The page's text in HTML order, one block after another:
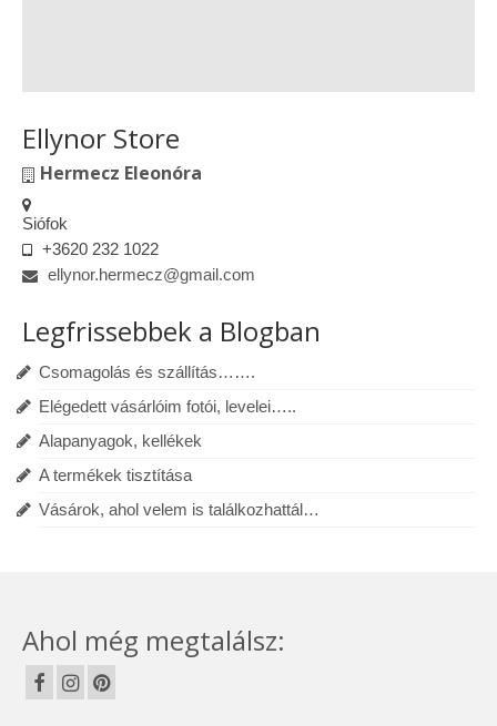
Ellynor Store
Hermecz Eleonóra
Siófok
+3620 232 1022
ellynor.hermecz@gmail.com
Legfrissebbek a Blogban
Csomagolás és szállítás…….
Elégedett vásárlóim fotói, levelei…..
Alapanyagok, kellékek
A termékek tisztítása
Vásárok, ahol velem is találkozhattál…
Ahol még megtalálsz: